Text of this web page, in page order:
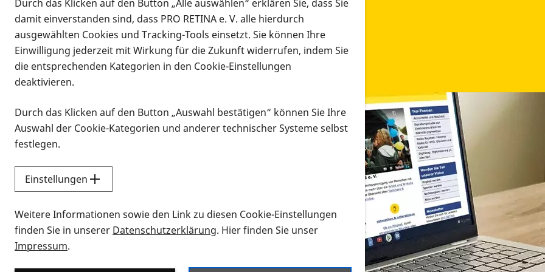
Infomaterial
Infomaterial
Vorlesen
Alle Infomaterialien in verschiedenen Formaten an
Sie möchten wissen, wie Sie nach Infonmaterial suchen und dieses bestellen bzw. herunterladen
Durch das Klicken auf den Button „Alle auswählen“ erklären Sie, dass Sie
damit einverstanden sind, dass PRO RETINA e. V. alle hierdurch
ausgewählten Cookies und Tracking-Tools einsetzt. Sie können Ihre
Einwilligung jederzeit mit Wirkung für die Zukunft widerrufen, indem Sie
die entsprechenden Kategorien in den Cookie-Einstellungen
deaktivieren.
Durch das Klicken auf den Button „Auswahl bestätigen“ können Sie Ihre
Auswahl der Cookie-Kategorien und anderer technischer Systeme selbst
festlegen.
Einstellungen
Weitere Informationen sowie den Link zu diesen Cookie-Einstellungen
finden Sie in unserer Datenschutzerklärung. Hier finden Sie unser
Impressum.